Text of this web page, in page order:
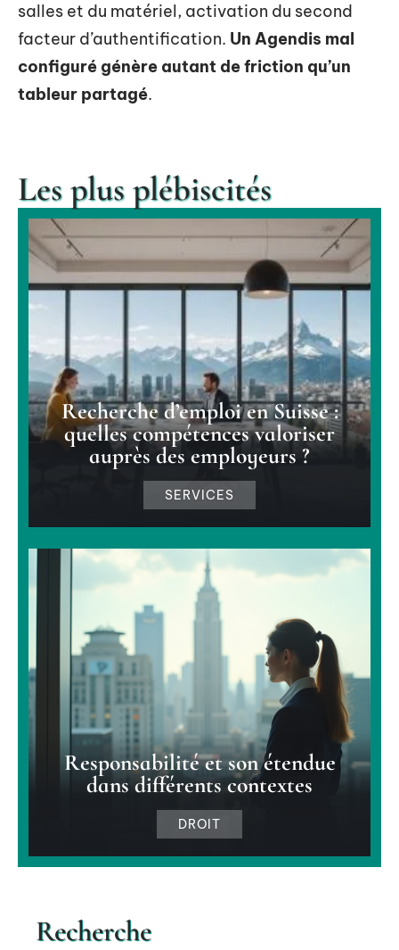
salles et du matériel, activation du second
facteur d’authentification. Un Agendis mal
configuré génère autant de friction qu’un
tableur partagé.
Les plus plébiscités
Recherche d’emploi en Suisse :
quelles compétences valoriser
auprès des employeurs ?
SERVICES
Responsabilité et son étendue
dans différents contextes
DROIT
Recherche